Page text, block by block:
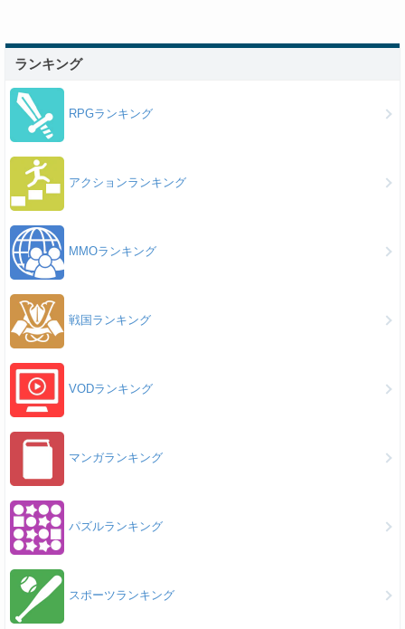
ランキング
RPGランキング
アクションランキング
MMOランキング
戦国ランキング
VODランキング
マンガランキング
パズルランキング
スポーツランキング